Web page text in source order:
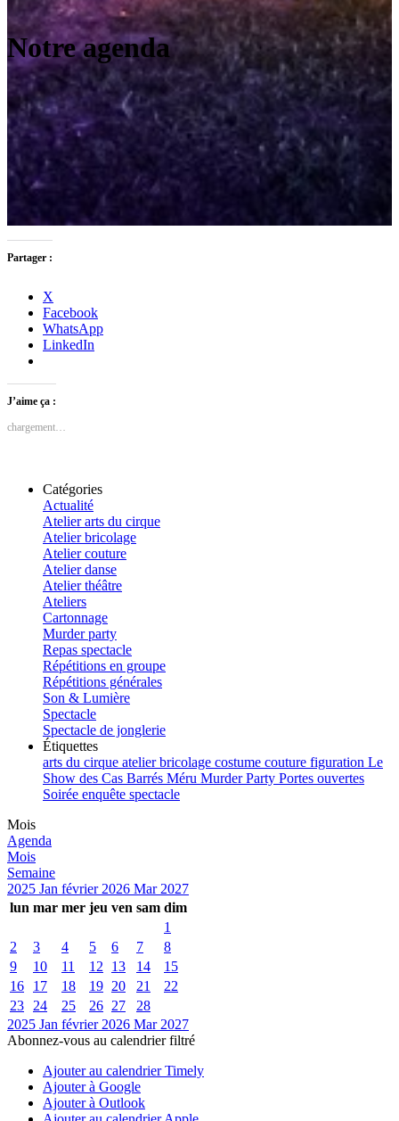
Notre agenda
Partager :
X
Facebook
WhatsApp
LinkedIn
J’aime ça :
chargement…
Catégories
Actualité
Atelier arts du cirque
Atelier bricolage
Atelier couture
Atelier danse
Atelier théâtre
Ateliers
Cartonnage
Murder party
Repas spectacle
Répétitions en groupe
Répétitions générales
Son & Lumière
Spectacle
Spectacle de jonglerie
Étiquettes
arts du cirque atelierbricolage costume couture figuration Le
Show des Cas Barrés Méru Murder Party Portes ouvertes
Soirée enquête spectacle
Mois
Agenda
Mois
Semaine
2025 Jan février 2026 Mar 2027
lun mar mer jeu ven sam dim
1
2
3 4 5 6 7
8
9
10 11 12 13 14
15
16
17 18 19 20 21
22
23
24 25 26 27
28
2025 Jan février 2026 Mar 2027
Abonnez-vous au calendrier filtré
Ajouter au calendrier Timely
Ajouter à Google
Ajouter à Outlook